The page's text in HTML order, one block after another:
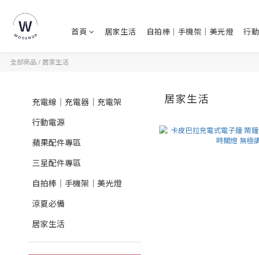
首頁 居家生活 自拍棒｜手機架｜美光燈 行
全部商品 / 居家生活
充電線｜充電器｜充電架
行動電源
蘋果配件專區
三星配件專區
自拍棒｜手機架｜美光燈
涼夏必備
居家生活
居家生活